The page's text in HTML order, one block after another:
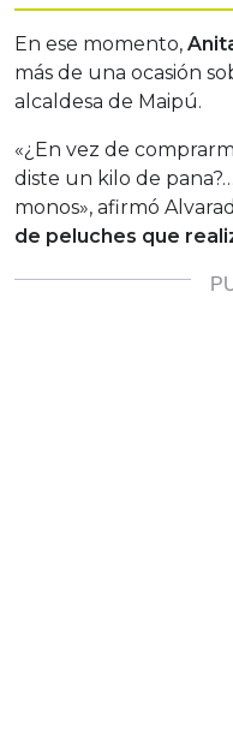
En ese momento,
más de una ocasión
alcaldesa de Maipú.
«¿En vez de
diste un kilo de
monos», afirmó
de peluches que